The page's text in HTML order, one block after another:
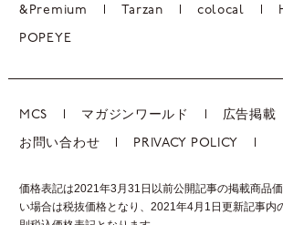
&Premium Tarzan colocal
POPEYE
MCS マガジンワールド 広告掲載
お問い合わせ PRIVACY POLICY
価格表記は2021年3月31日以前公開記事の掲載商品
い場合は税抜価格となり、2021年4月1日更新記事内